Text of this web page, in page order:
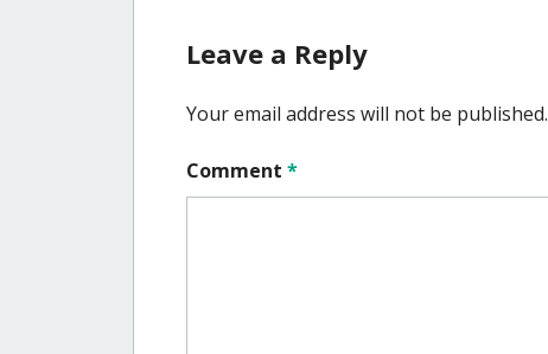
Leave a Reply
Your email address will not be published.
Comment *